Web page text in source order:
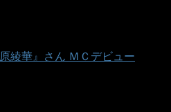
綾華』さん ＭＣデビュー